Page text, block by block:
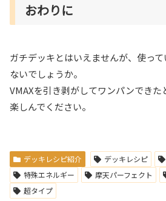
おわりに
ガチデッキとはいえませんが、使っ
ないでしょうか。
VMAXを引き剥がしてワンパンでき
楽しんでください。
デッキレシピ紹介 デッキレシピ
特殊エネルギー
摩天パーフェクト
超タイプ